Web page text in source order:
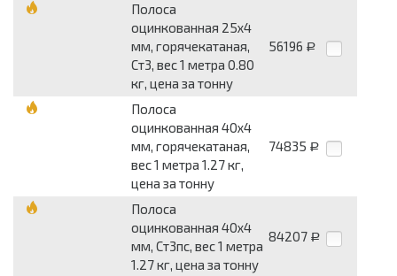
Полоса
оцинкованная 25x4
мм, горячекатаная,
Ст3, вес 1 метра 0.80
кг, цена за тонну
56196 Р
Полоса
оцинкованная 40x4
мм, горячекатаная,
вес 1 метра 1.27 кг,
цена за тонну
74835 Р
Полоса
оцинкованная 40x4
мм, Ст3пс, вес 1 метра
1.27 кг, цена за тонну
84207 Р